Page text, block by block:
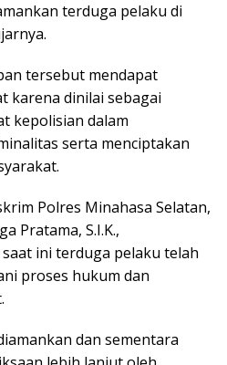
terduga pelaku di
tersebut mendapat
karena dinilai sebagai
kepolisian dalam
serta menciptakan
Polres Minahasa Selatan,
Pratama, S.I.K.,
ini terduga pelaku telah
proses hukum dan
dan sementara